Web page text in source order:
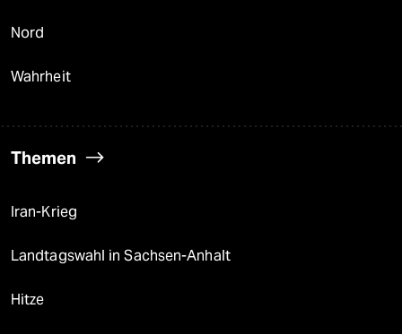
Nord
Wahrheit
Themen
Iran-Krieg
Landtagswahl in Sachsen-Anhalt
Hitze